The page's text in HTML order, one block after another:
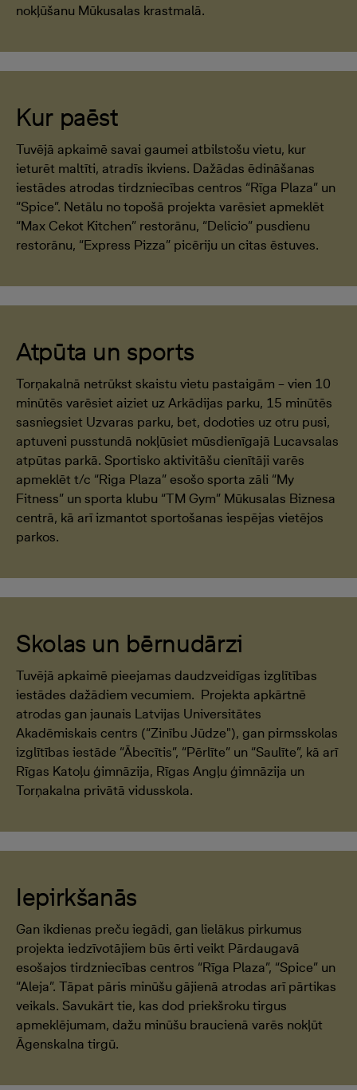
nokļūšanu Mūkusalas krastmalā.
Kur paēst
Tuvējā apkaimē savai gaumei atbilstošu vietu, kur
ieturēt maltīti, atradīs ikviens. Dažādas ēdināšanas
iestādes atrodas tirdzniecības centros “Rīga Plaza” un
“Spice”. Netālu no topošā projekta varēsiet apmeklēt
“Max Cekot Kitchen” restorānu, “Delicio” pusdienu
restorānu, “Express Pizza” picēriju un citas ēstuves.
Atpūta un sports
Torņakalnā netrūkst skaistu vietu pastaigām – vien 10
minūtēs varēsiet aiziet uz Arkādijas parku, 15 minūtēs
sasniegsiet Uzvaras parku, bet, dodoties uz otru pusi,
aptuveni pusstundā nokļūsiet mūsdienīgajā Lucavsalas
atpūtas parkā. Sportisko aktivitāšu cienītāji varēs
apmeklēt t/c “Riga Plaza” esošo sporta zāli “My
Fitness” un sporta klubu “TM Gym” Mūkusalas Biznesa
centrā, kā arī izmantot sportošanas iespējas vietējos
parkos.
Skolas un bērnudārzi
Tuvējā apkaimē pieejamas daudzveidīgas izglītības
iestādes dažādiem vecumiem. Projekta apkārtnē
atrodas gan jaunais Latvijas Universitātes
Akadēmiskais centrs (“Zinību Jūdze"), gan pirmsskolas
izglītības iestāde “Ābecītis”, “Pērlīte” un “Saulīte”, kā arī
Rīgas Katoļu ģimnāzija, Rīgas Angļu ģimnāzija un
Torņakalna privātā vidusskola.
Iepirkšanās
Gan ikdienas preču iegādi, gan lielākus pirkumus
projekta iedzīvotājiem būs ērti veikt Pārdaugavā
esošajos tirdzniecības centros “Rīga Plaza”, “Spice” un
“Aleja”. Tāpat pāris minūšu gājienā atrodas arī pārtikas
veikals. Savukārt tie, kas dod priekšroku tirgus
apmeklējumam, dažu minūšu braucienā varēs nokļūt
Āgenskalna tirgū.